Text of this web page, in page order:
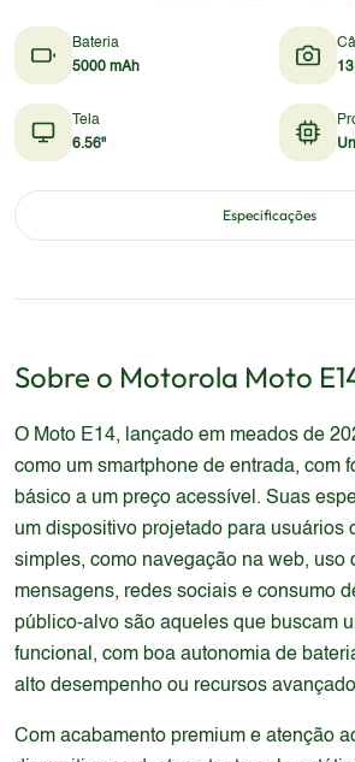
Bateria
5000 mAh
Tela
6.56"
Especificações
Sobre o Motorola Moto
O Moto E14, lançado em meados de
como um smartphone de entrada, com
básico a um preço acessível. Suas
um dispositivo projetado para usuários
simples, como navegação na web, uso
mensagens, redes sociais e consumo
público-alvo são aqueles que buscam
funcional, com boa autonomia de
alto desempenho ou recursos
Com acabamento premium e atenção